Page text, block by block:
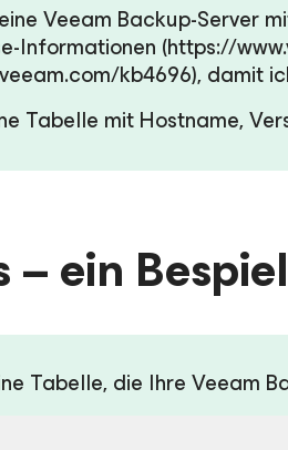
Veeam Backup-Server
Informationen (https://
kb4696), damit
Tabelle mit Hostname,
– ein Bespiel
Tabelle, die Ihre Veeam